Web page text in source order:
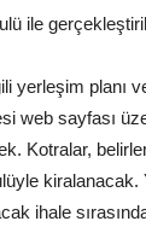
ile
yerleşim planı
web sayfası
Kotralar,
kiralanacak.
ihale